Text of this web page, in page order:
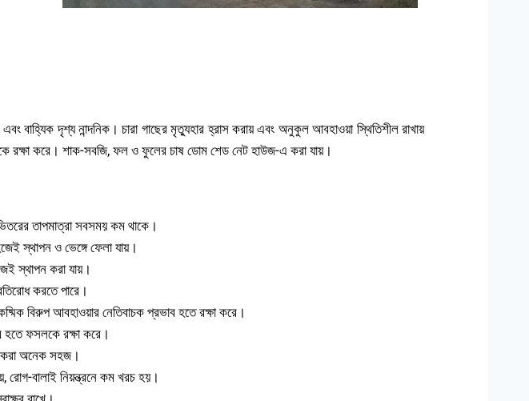
দৃশ্য নান্দনিক। চারা গাছের মৃত্যুহার হ্রাস করায় এবং অনুকুল আবহাওয়া স্থিতিশীল রাখায়
রক্ষা করে। শাক-সবজি, ফল ও ফুলের চাষ ডোম শেড নেট হাউজ-এ করা যায়।
তাপমাত্রা সবসময় কম থাকে।
স্থাপন ও ভেঙ্গে ফেলা যায়।
স্থাপন করা যায়।
করতে পারে।
বিরুপ আবহাওয়ার নেতিবাচক প্রভাব হতে রক্ষা করে।
হতে ফসলকে রক্ষা করে।
করা অনেক সহজ।
রোগ-বালাই নিয়ন্ত্রনে কম খরচ হয়।